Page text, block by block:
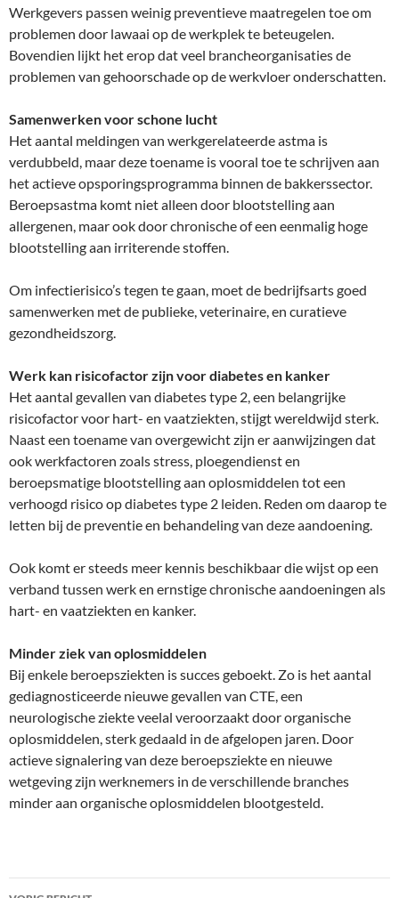
Werkgevers passen weinig preventieve maatregelen toe om
problemen door lawaai op de werkplek te beteugelen.
Bovendien lijkt het erop dat veel brancheorganisaties de
problemen van gehoorschade op de werkvloer onderschatten.
Samenwerken voor schone lucht
Het aantal meldingen van werkgerelateerde astma is
verdubbeld, maar deze toename is vooral toe te schrijven aan
het actieve opsporingsprogramma binnen de bakkerssector.
Beroepsastma komt niet alleen door blootstelling aan
allergenen, maar ook door chronische of een eenmalig hoge
blootstelling aan irriterende stoffen.
Om infectierisico’s tegen te gaan, moet de bedrijfsarts goed
samenwerken met de publieke, veterinaire, en curatieve
gezondheidszorg.
Werk kan risicofactor zijn voor diabetes en kanker
Het aantal gevallen van diabetes type 2, een belangrijke
risicofactor voor hart- en vaatziekten, stijgt wereldwijd sterk.
Naast een toename van overgewicht zijn er aanwijzingen dat
ook werkfactoren zoals stress, ploegendienst en
beroepsmatige blootstelling aan oplosmiddelen tot een
verhoogd risico op diabetes type 2 leiden. Reden om daarop te
letten bij de preventie en behandeling van deze aandoening.
Ook komt er steeds meer kennis beschikbaar die wijst op een
verband tussen werk en ernstige chronische aandoeningen als
hart- en vaatziekten en kanker.
Minder ziek van oplosmiddelen
Bij enkele beroepsziekten is succes geboekt. Zo is het aantal
gediagnosticeerde nieuwe gevallen van CTE, een
neurologische ziekte veelal veroorzaakt door organische
oplosmiddelen, sterk gedaald in de afgelopen jaren. Door
actieve signalering van deze beroepsziekte en nieuwe
wetgeving zijn werknemers in de verschillende branches
minder aan organische oplosmiddelen blootgesteld.
Bericht